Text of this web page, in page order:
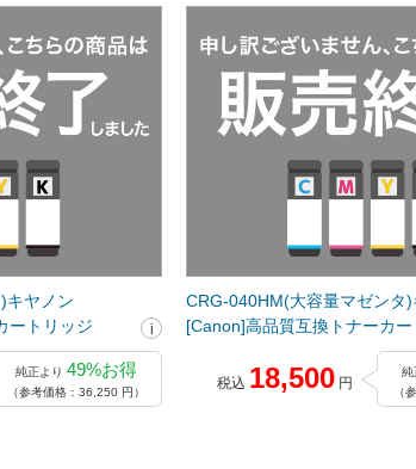
キヤノン
ートリッジ
純正より 49%お得
（参考価格：36,250 円）
CRG-040HM(大容量マゼンタ)
[Canon]高品質互換トナーカー
税込 18,500 円
純
（